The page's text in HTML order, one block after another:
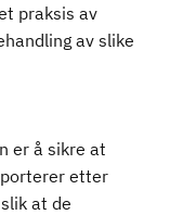
praksis av
av slike
er å sikre at
etter
at de